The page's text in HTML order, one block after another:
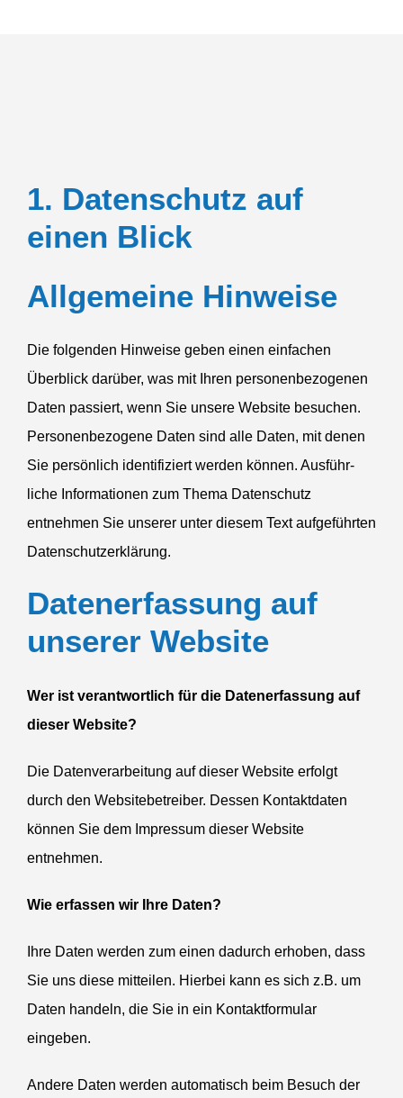
1. Daten­schutz auf
einen Blick
Allge­meine Hinweise
Die folgenden Hinweise geben einen einfachen
Überblick darüber, was mit Ihren perso­nen­be­zo­genen
Daten passiert, wenn Sie unsere Website besuchen.
Perso­nen­be­zogene Daten sind alle Daten, mit denen
Sie persönlich identi­fi­ziert werden können. Ausführ­
liche Infor­ma­tionen zum Thema Daten­schutz
entnehmen Sie unserer unter diesem Text aufge­führten
Datenschutzerklärung.
Daten­er­fassung auf
unserer Website
Wer ist verant­wortlich für die Daten­er­fassung auf
dieser Website?
Die Daten­ver­ar­beitung auf dieser Website erfolgt
durch den Website­be­treiber. Dessen Kontakt­daten
können Sie dem Impressum dieser Website
entnehmen.
Wie erfassen wir Ihre Daten?
Ihre Daten werden zum einen dadurch erhoben, dass
Sie uns diese mitteilen. Hierbei kann es sich z.B. um
Daten handeln, die Sie in ein Kontakt­for­mular
eingeben.
Andere Daten werden automa­tisch beim Besuch der